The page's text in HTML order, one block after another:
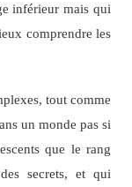
inférieur mais qui
comprendre les
tout comme
un monde pas si
que le rang
secrets, et qui